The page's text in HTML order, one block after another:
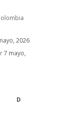
2026
7 mayo,
D